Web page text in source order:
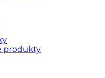
produkty